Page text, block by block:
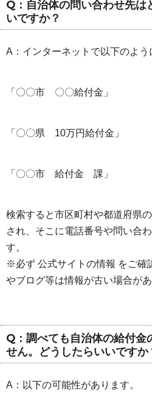
Q：自治体の問い合わせ先は
いですか？
A：インターネットで以下のよう
「〇〇市 〇〇給付金」
「〇〇県 10万円給付金」
「〇〇市 給付金 課」
検索すると市区町村や都道府県
され、そこに電話番号や問い合
す。
※必ず 公式サイトの情報 をご確
やブログ等は情報が古い場合があ
Q：調べても自治体の給付金
せん。どうしたらいいですか
A：以下の可能性があります。